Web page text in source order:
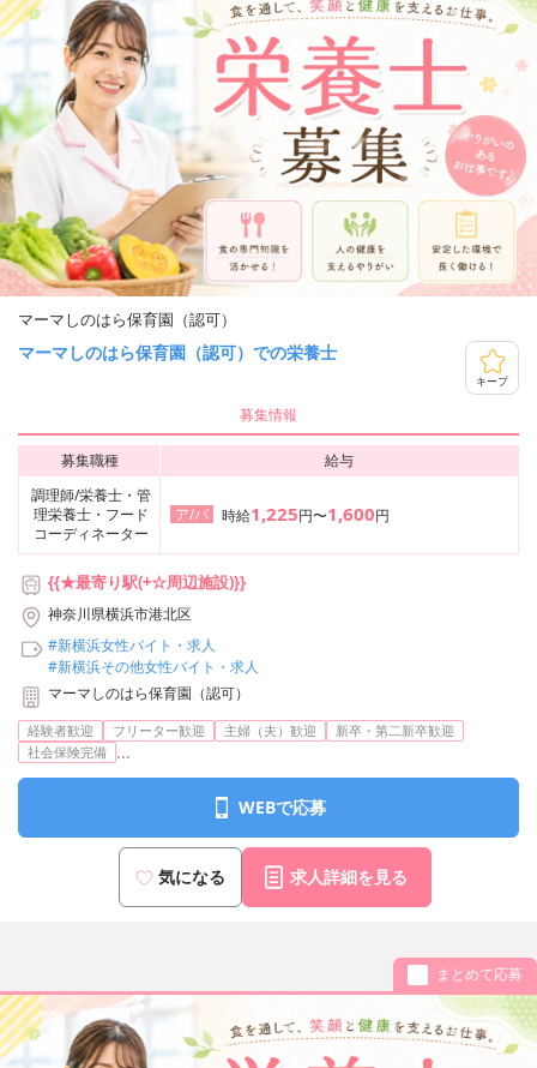
マーマしのはら保育園（認可）
マーマしのはら保育園（認可）での栄養士
キープ
募集情報
募集職種
給与
調理師/栄養士・管
理栄養士・フード
コーディネーター
ア/パ 時給1,225円〜1,600円
{{★最寄り駅(+☆周辺施設)}}
神奈川県横浜市港北区
#新横浜女性バイト・求人
#新横浜その他女性バイト・求人
マーマしのはら保育園（認可）
経験者歓迎 フリーター歓迎 主婦（夫）歓迎
新卒・第二新卒歓迎
社会保険完備 ...
WEBで応募
気になる 求人詳細を見る
まとめて応募